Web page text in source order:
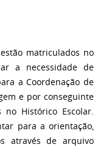
matriculados no
a necessidade de
a Coordenação de
e por conseguinte
Histórico Escolar.
para a orientação,
através de arquivo